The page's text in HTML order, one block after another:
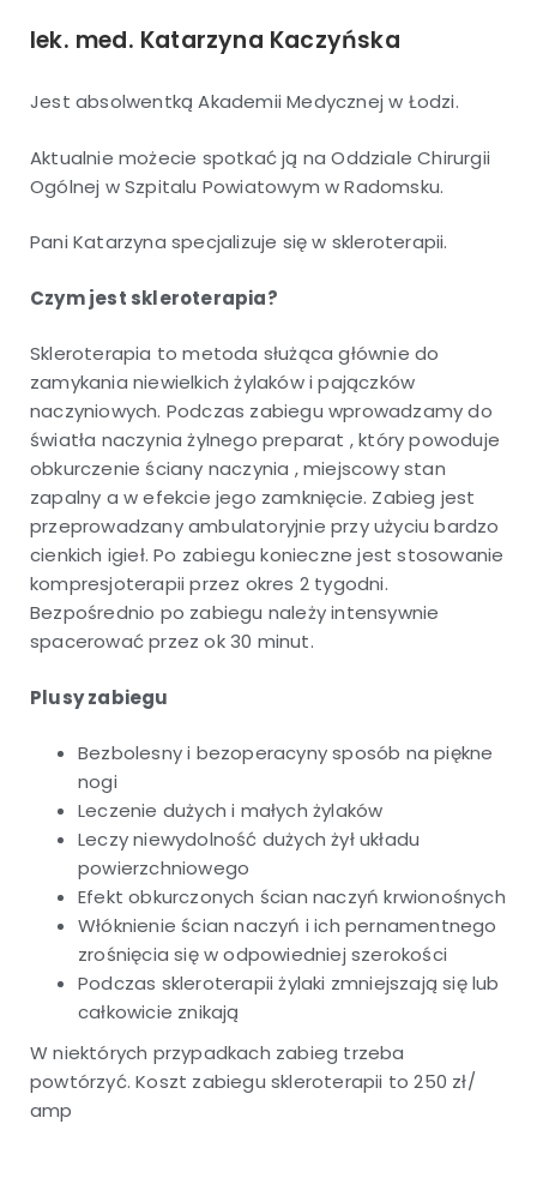
lek. med. Katarzyna Kaczyńska
Jest absolwentką Akademii Medycznej w Łodzi.
Aktualnie możecie spotkać ją na Oddziale Chirurgii
Ogólnej w Szpitalu Powiatowym w Radomsku.
Pani Katarzyna specjalizuje się w skleroterapii.
Czym jest skleroterapia?
Skleroterapia to metoda służąca głównie do
zamykania niewielkich żylaków i pajączków
naczyniowych. Podczas zabiegu wprowadzamy do
światła naczynia żylnego preparat , który powoduje
obkurczenie ściany naczynia , miejscowy stan
zapalny a w efekcie jego zamknięcie. Zabieg jest
przeprowadzany ambulatoryjnie przy użyciu bardzo
cienkich igieł. Po zabiegu konieczne jest stosowanie
kompresjoterapii przez okres 2 tygodni.
Bezpośrednio po zabiegu należy intensywnie
spacerować przez ok 30 minut.
Plusy zabiegu
Bezbolesny i bezoperacyny sposób na piękne
nogi
Leczenie dużych i małych żylaków
Leczy niewydolność dużych żył układu
powierzchniowego
Efekt obkurczonych ścian naczyń krwionośnych
Włóknienie ścian naczyń i ich pernamentnego
zrośnięcia się w odpowiedniej szerokości
Podczas skleroterapii żylaki zmniejszają się lub
całkowicie znikają
W niektórych przypadkach zabieg trzeba
powtórzyć. Koszt zabiegu skleroterapii to 250 zł/
amp